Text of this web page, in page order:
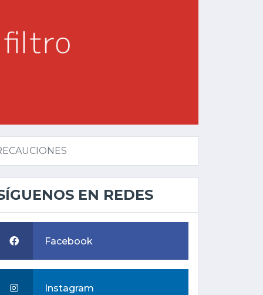
EN REDES
Facebook
Instagram